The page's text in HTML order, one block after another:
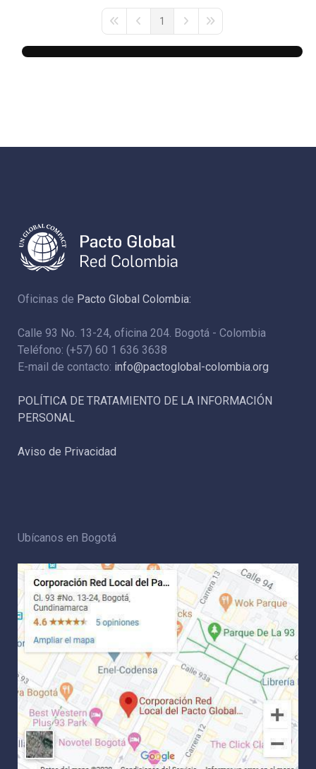
First PagePrevious Page
1
Next PageLast Page
Oficinas de Pacto Global Colombia:
Calle 93 No. 13-24, oficina 204. Bogotá - Colombia
Teléfono: (+57) 60 1 636 3638
E-mail de contacto: info@pactoglobal-colombia.org
POLÍTICA DE TRATAMIENTO DE LA INFORMACIÓN
PERSONAL
Aviso de Privacidad
Ubícanos en Bogotá